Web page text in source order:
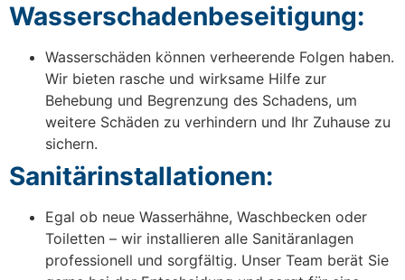
Wasserschadenbeseitigung:
Wasserschäden können verheerende Folgen haben.
Wir bieten rasche und wirksame Hilfe zur
Behebung und Begrenzung des Schadens, um
weitere Schäden zu verhindern und Ihr Zuhause zu
sichern.
Sanitärinstallationen:
Egal ob neue Wasserhähne, Waschbecken oder
Toiletten – wir installieren alle Sanitäranlagen
professionell und sorgfältig. Unser Team berät Sie